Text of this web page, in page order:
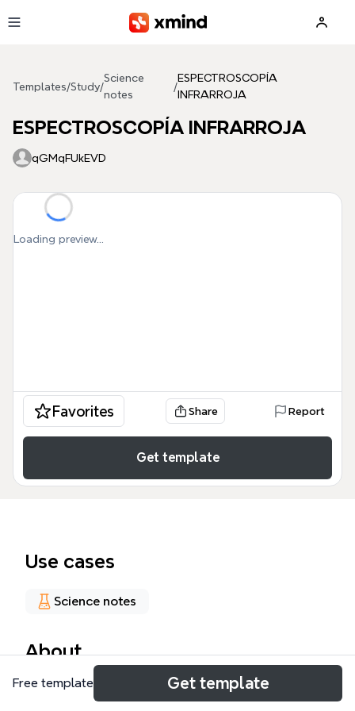
Templates/Study/
Science
notes
/
ESPECTROSCOPÍA
INFRARROJA
ESPECTROSCOPÍA INFRARROJA
qGMqFUkEVD
Loading preview...
Favorites Share Report
Get template
Use cases
Science notes
About
Esta plantilla de ESPECTROSCOPÍA INFRARROJA |
Free template Get template